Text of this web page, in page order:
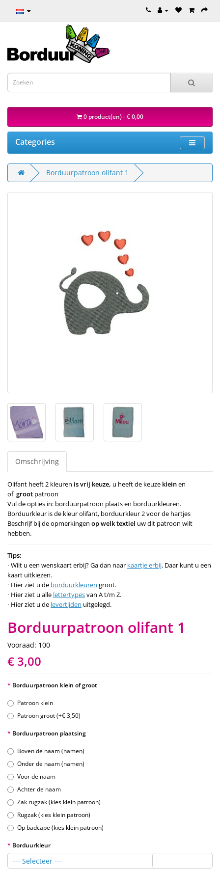
0 product(en) - € 0,00
Categories
Borduurpatroon olifant 1
Omschrijving
Olifant heeft 2 kleuren is vrij keuze, u heeft de keuze kleinen
of groot patroon
Vul de opties in: borduurpatroon plaats en borduurkleuren.
Borduurkleur is de kleur olifant, borduurkleur 2 voor de hartjes
Beschrijf bij de opmerkingen op welk textiel uw dit patroon wilt
hebben.
Tips:
Wilt u een wenskaart erbij? Ga dan naar kaartje erbij. Daar kunt u een
kaart uitkiezen.
Hier ziet u de borduurkleuren groot.
Hier ziet u alle lettertypesvan A t/m Z.
Hier ziet u de levertijden uitgelegd.
Borduurpatroon olifant 1
Vooraad: 100
€ 3,00
Borduurpatroon klein of groot
Patroon klein
Patroon groot (+€ 3,50)
Borduurpatroon plaatsing
Boven de naam (namen)
Onder de naam (namen)
Voor de naam
Achter de naam
Zak rugzak (kies klein patroon)
Rugzak (kies klein patroon)
Op badcape (kies klein patroon)
Borduurkleur
--- Selecteer ---